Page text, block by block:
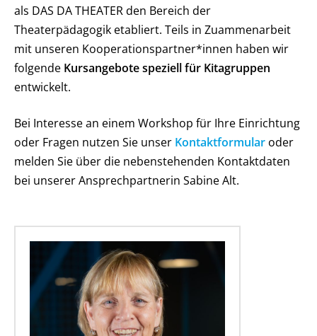
als DAS DA THEATER den Bereich der
Theaterpädagogik etabliert. Teils in Zuammenarbeit
mit unseren Kooperationspartner*innen haben wir
folgende Kursangebote speziell für Kitagruppen
entwickelt.
Bei Interesse an einem Workshop für Ihre Einrichtung
oder Fragen nutzen Sie unser Kontaktformular oder
melden Sie über die nebenstehenden Kontaktdaten
bei unserer Ansprechpartnerin Sabine Alt.